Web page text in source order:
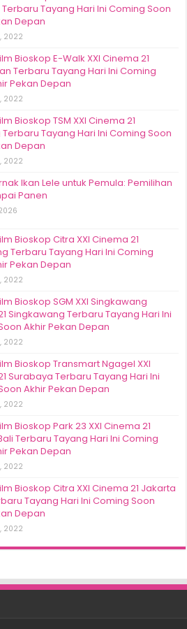
Terbaru Tayang Hari Ini Coming Soon
Depan
2022
Bioskop E-Walk XXI Cinema 21
Terbaru Tayang Hari Ini Coming
Pekan Depan
2022
Bioskop TSM XXI Cinema 21
Tayang Hari Ini Coming Soon
Depan
2022
Ikan Lele untuk Pemula: Pemilihan
Panen
Bioskop Citra XXI Cinema 21
Terbaru Tayang Hari Ini Coming
Pekan Depan
2022
Bioskop SGM XXI Singkawang
Singkawang Terbaru Tayang Hari Ini
Akhir Pekan Depan
2022
Bioskop Transmart Ngagel XXI
Surabaya Terbaru Tayang Hari Ini
Akhir Pekan Depan
2022
Bioskop Park 23 XXI Cinema 21
Terbaru Tayang Hari Ini Coming
Pekan Depan
2022
Bioskop Citra XXI Cinema 21 Jakarta
Tayang Hari Ini Coming Soon
Depan
2022